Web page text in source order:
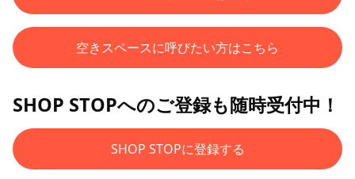
空きスペースに呼びたい方はこちら
SHOP STOPへのご登録も随時受付中！
SHOP STOPに登録する